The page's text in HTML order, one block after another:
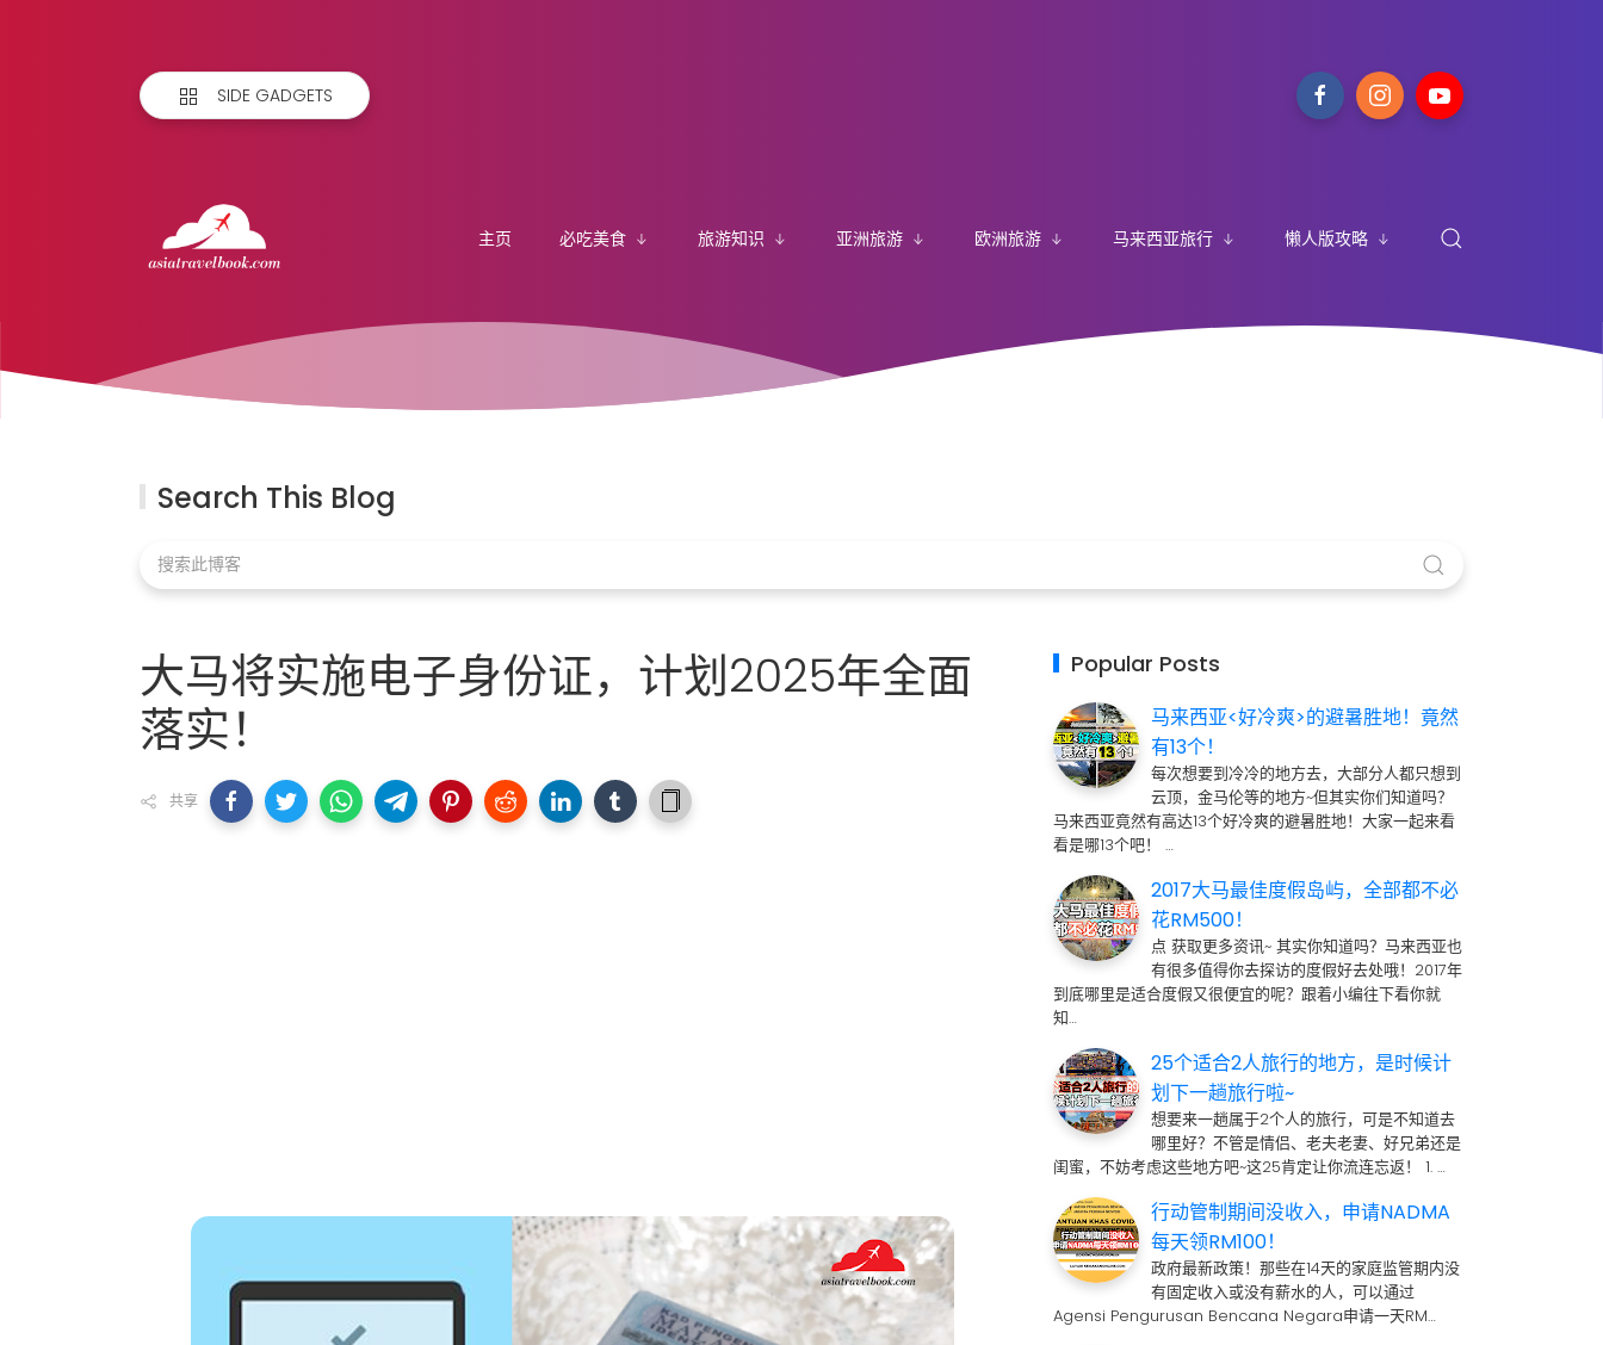
SIDE GADGETS
主页 必吃美食 旅游知识 亚洲旅游 欧洲旅游 马来西亚旅行 懒人版攻略
Search This Blog
大马将实施电子身份证，计划2025年全面
落实！
共享
Popular Posts
马来西亚<好冷爽>的避暑胜地！竟然
有13个！
每次想要到冷冷的地方去，大部分人都只想到
云顶，金马伦等的地方~但其实你们知道吗？
马来西亚竟然有高达13个好冷爽的避暑胜地！大家一起来看
看是哪13个吧！ …
2017大马最佳度假岛屿，全部都不必
花RM500！
点 获取更多资讯~ 其实你知道吗？马来西亚也
有很多值得你去探访的度假好去处哦！2017年
到底哪里是适合度假又很便宜的呢？跟着小编往下看你就
知…
25个适合2人旅行的地方，是时候计
划下一趟旅行啦~
想要来一趟属于2个人的旅行，可是不知道去
哪里好？不管是情侣、老夫老妻、好兄弟还是
闺蜜，不妨考虑这些地方吧~这25肯定让你流连忘返！ 1. …
行动管制期间没收入，申请NADMA
每天领RM100！
政府最新政策！那些在14天的家庭监管期内没
有固定收入或没有薪水的人，可以通过
Agensi Pengurusan Bencana Negara申请一天RM…